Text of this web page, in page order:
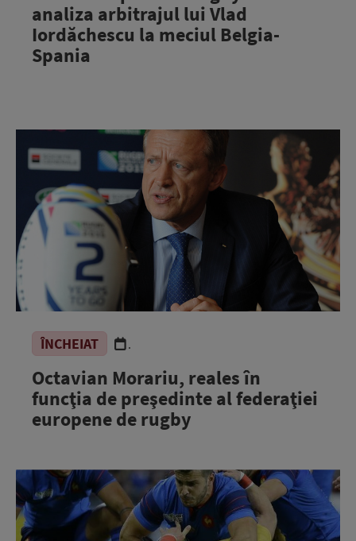
analiza arbitrajul lui Vlad
Iordăchescu la meciul Belgia-
Spania
ÎNCHEIAT .
Octavian Morariu, reales în
funcţia de preşedinte al federaţiei
europene de rugby